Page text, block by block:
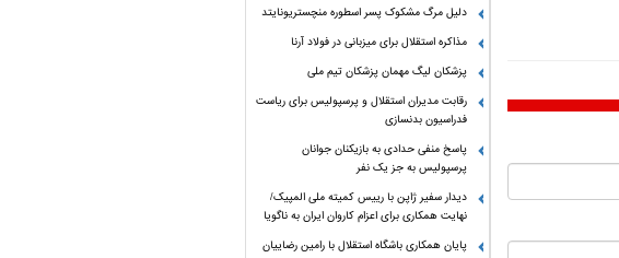
دلیل مرگ مشکوک پسر اسطوره منچستریونایتد
مذاکره استقلال برای میزبانی در فولاد آرنا
پزشکان لیگ مهمان پزشکان تیم ملی
رقابت مدیران استقلال و پرسپولیس برای ریاست
فدراسیون بدنسازی
پاسخ منفی حدادی به بازیکنان جوانان
پرسپولیس به جز یک نفر
دیدار سفیر ژاپن با رییس کمیته ملی المپیک/
نهایت همکاری برای اعزام کاروان ایران به ناگویا
پایان همکاری باشگاه استقلال با رامین رضاییان